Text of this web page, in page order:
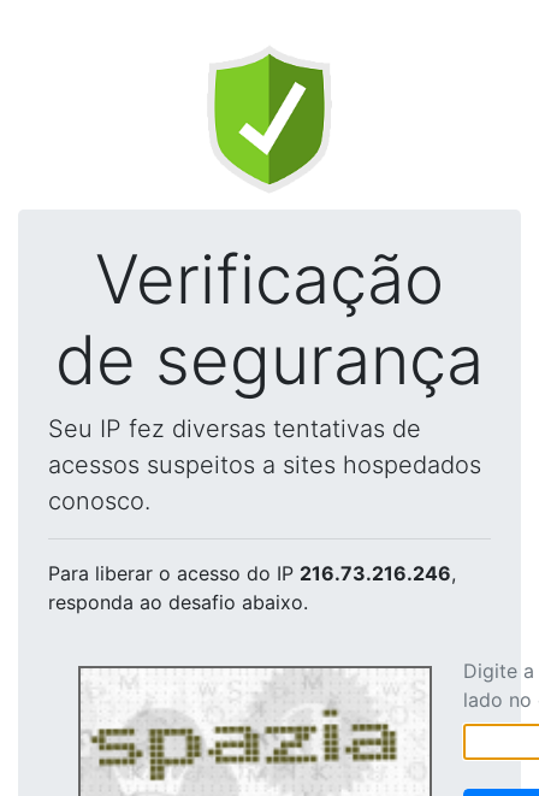
Verificação
de segurança
Seu IP fez diversas tentativas de
acessos suspeitos a sites hospedados
conosco.
Para liberar o acesso do IP 216.73.216.246,
responda ao desafio abaixo.
Digite
lado no